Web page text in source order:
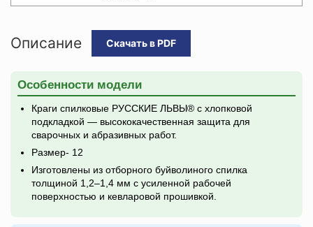
Описание Скачать в PDF
Особенности модели
Краги спилковые РУССКИЕ ЛЬВЫ® с хлопковой
подкладкой — высококачественная защита для
сварочных и абразивных работ.
Размер- 12
Изготовлены из отборного буйволиного спилка
толщиной 1,2–1,4 мм с усиленной рабочей
поверхностью и кевларовой прошивкой.